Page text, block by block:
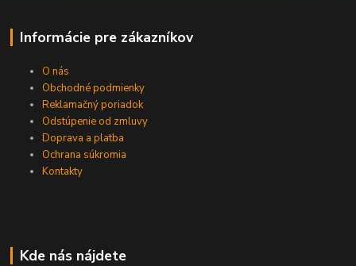
Informácie pre zákazníkov
O nás
Obchodné podmienky
Reklamačný poriadok
Odstúpenie od zmluvy
Doprava a platba
Ochrana súkromia
Kontakty
Kde nás nájdete